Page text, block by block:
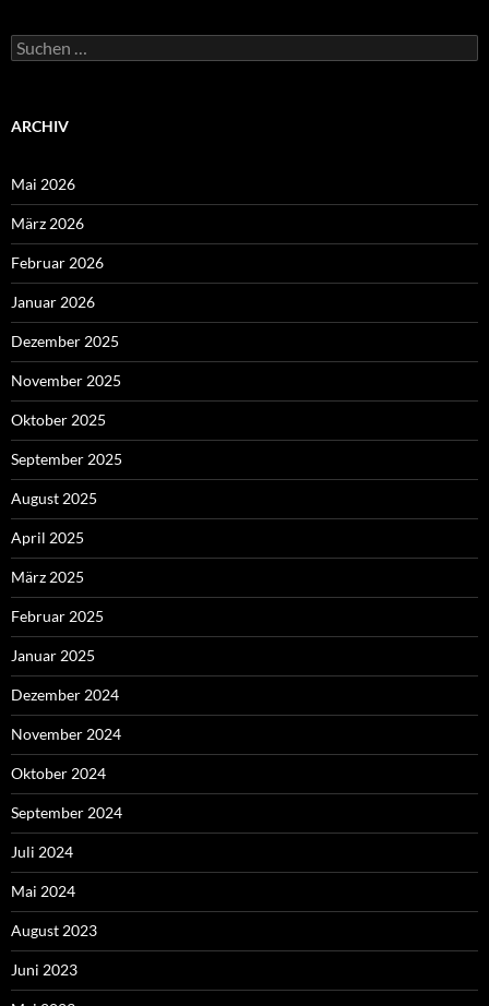
Suchen
nach:
ARCHIV
Mai 2026
März 2026
Februar 2026
Januar 2026
Dezember 2025
November 2025
Oktober 2025
September 2025
August 2025
April 2025
März 2025
Februar 2025
Januar 2025
Dezember 2024
November 2024
Oktober 2024
September 2024
Juli 2024
Mai 2024
August 2023
Juni 2023